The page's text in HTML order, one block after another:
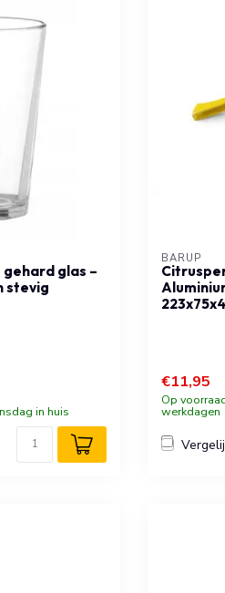
glas –
stevig
in huis
BARUP
€11,95
Op
werkdagen